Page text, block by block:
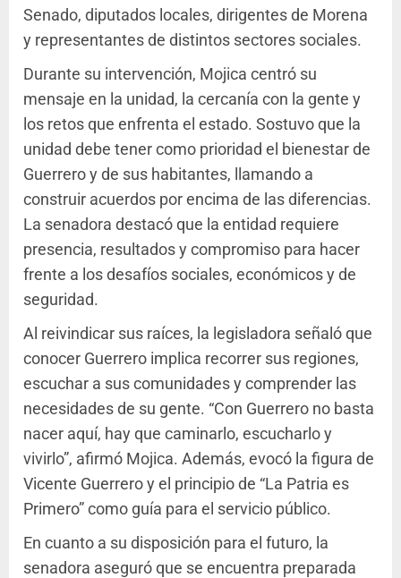
Senado, diputados locales, dirigentes de Morena
y representantes de distintos sectores sociales.
Durante su intervención, Mojica centró su
mensaje en la unidad, la cercanía con la gente y
los retos que enfrenta el estado. Sostuvo que la
unidad debe tener como prioridad el bienestar de
Guerrero y de sus habitantes, llamando a
construir acuerdos por encima de las diferencias.
La senadora destacó que la entidad requiere
presencia, resultados y compromiso para hacer
frente a los desafíos sociales, económicos y de
seguridad.
Al reivindicar sus raíces, la legisladora señaló que
conocer Guerrero implica recorrer sus regiones,
escuchar a sus comunidades y comprender las
necesidades de su gente. “Con Guerrero no basta
nacer aquí, hay que caminarlo, escucharlo y
vivirlo”, afirmó Mojica. Además, evocó la figura de
Vicente Guerrero y el principio de “La Patria es
Primero” como guía para el servicio público.
En cuanto a su disposición para el futuro, la
senadora aseguró que se encuentra preparada